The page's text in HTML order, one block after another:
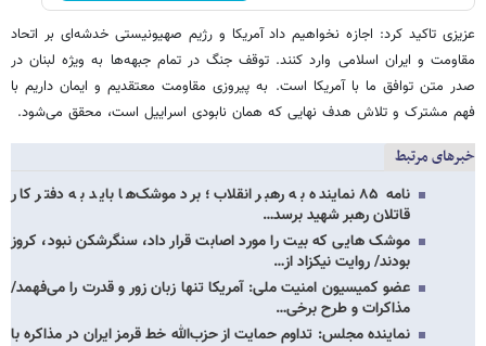
عزیزی تاکید کرد: اجازه نخواهیم داد آمریکا و رژیم صهیونیستی خدشه‌ای بر اتحاد
مقاومت و ایران اسلامی وارد کنند. توقف جنگ در تمام جبهه‌ها به ویژه لبنان در
صدر متن توافق ما با آمریکا است. به پیروزی مقاومت معتقدیم و ایمان داریم با
فهم مشترک و تلاش هدف نهایی که همان نابودی اسراییل است، محقق می‌شود.
خبرهای مرتبط
نامه ۸۵ نماینده به رهبر انقلاب؛ برد موشک‌ها باید به دفتر کار
قاتلان رهبر شهید برسد…
موشک هایی که بیت را مورد اصابت قرار داد، سنگرشکن نبود، کروز
بودند/ روایت نیکزاد از…
عضو کمیسیون امنیت ملی: آمریکا تنها زبان زور و قدرت را می‌فهمد/
مذاکرات و طرح برخی…
نماینده مجلس: تداوم حمایت از حزب‌الله خط قرمز ایران در مذاکره با